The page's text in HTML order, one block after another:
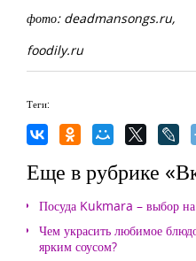
фото: deadmansongs.ru,
foodily.ru
Теги:
Еще в рубрике
Посуда Kukmara – выбор на
Чем украсить любимое
ярким соусом?